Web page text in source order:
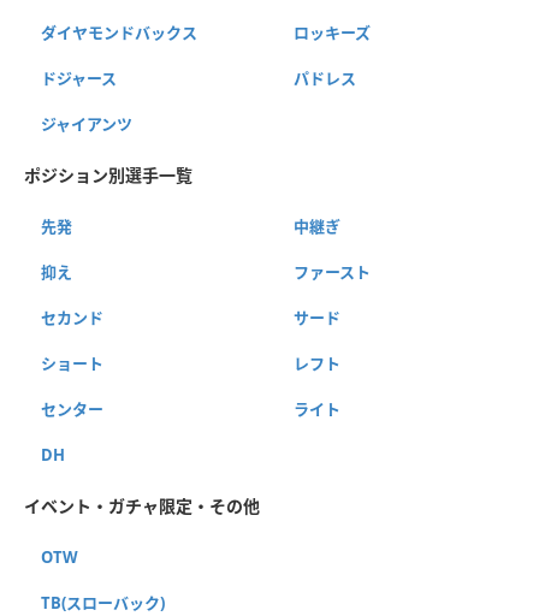
ダイヤモンドバックス ロッキーズ
ドジャース パドレス
ジャイアンツ
ポジション別選手一覧
先発 中継ぎ
抑え ファースト
セカンド サード
ショート レフト
センター ライト
DH
イベント・ガチャ限定・その他
OTW
TB(スローバック)